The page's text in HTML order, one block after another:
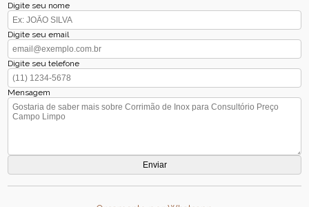
Digite seu nome
Digite seu email
Digite seu telefone
Mensagem